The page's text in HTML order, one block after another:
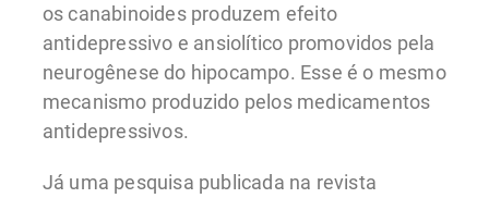
os canabinoides produzem efeito
antidepressivo e ansiolítico promovidos pela
neurogênese do hipocampo. Esse é o mesmo
mecanismo produzido pelos medicamentos
antidepressivos.
Já uma pesquisa publicada na revista